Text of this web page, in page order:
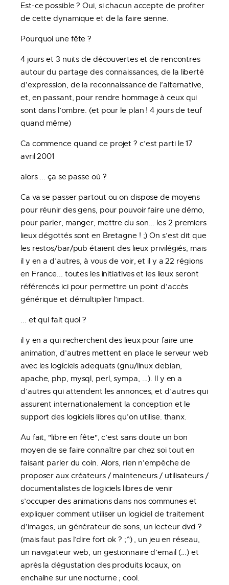
Est-ce possible ? Oui, si chacun accepte de profiter
de cette dynamique et de la faire sienne.
Pourquoi une fête ?
4 jours et 3 nuits de découvertes et de rencontres
autour du partage des connaissances, de la liberté
d’expression, de la reconnaissance de l’alternative,
et, en passant, pour rendre hommage à ceux qui
sont dans l’ombre. (et pour le plan ! 4 jours de teuf
quand même)
Ca commence quand ce projet ? c’est parti le 17
avril 2001
alors ... ça se passe où ?
Ca va se passer partout ou on dispose de moyens
pour réunir des gens, pour pouvoir faire une démo,
pour parler, manger, mettre du son... les 2 premiers
lieux dégottés sont en Bretagne ! ;) On s’est dit que
les restos/bar/pub étaient des lieux privilégiés, mais
il y en a d’autres, à vous de voir, et il y a 22 régions
en France... toutes les initiatives et les lieux seront
référencés ici pour permettre un point d’accès
générique et démultiplier l’impact.
... et qui fait quoi ?
il y en a qui recherchent des lieux pour faire une
animation, d’autres mettent en place le serveur web
avec les logiciels adequats (gnu/linux debian,
apache, php, mysql, perl, sympa, ...). Il y en a
d’autres qui attendent les annonces, et d’autres qui
assurent internationalement la conception et le
support des logiciels libres qu’on utilise. thanx.
Au fait, "libre en fête", c’est sans doute un bon
moyen de se faire connaître par chez soi tout en
faisant parler du coin. Alors, rien n’empêche de
proposer aux créateurs / mainteneurs / utilisateurs /
documentalistes de logiciels libres de venir
s’occuper des animations dans nos communes et
expliquer comment utiliser un logiciel de traitement
d’images, un générateur de sons, un lecteur dvd ?
(mais faut pas l’dire fort ok ? ;^) , un jeu en réseau,
un navigateur web, un gestionnaire d’email (...) et
après la dégustation des produits locaux, on
enchaîne sur une nocturne ; cool.